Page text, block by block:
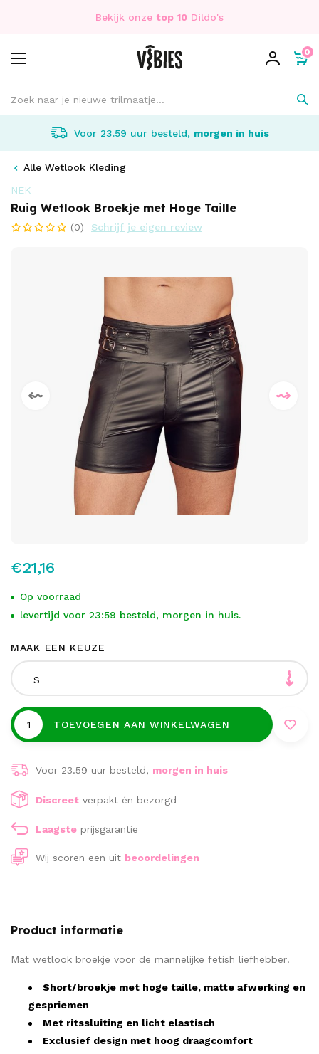
Bekijk onze top 10 Dildo's
0
Voor 23.59 uur besteld, morgen in huis
Alle Wetlook Kleding
NEK
Ruig Wetlook Broekje met Hoge Taille
(0) Schrijf je eigen review
€21,16
Op voorraad
levertijd voor 23:59 besteld, morgen in huis.
MAAK EEN KEUZE
S
TOEVOEGEN AAN WINKELWAGEN
Voor 23.59 uur besteld, morgen in huis
Discreet verpakt én bezorgd
Laagste prijsgarantie
Wij scoren een uit beoordelingen
Product informatie
Mat wetlook broekje voor de mannelijke fetish liefhebber!
Short/broekje met hoge taille, matte afwerking en
gespriemen
Met ritssluiting en licht elastisch
Exclusief design met hoog draagcomfort